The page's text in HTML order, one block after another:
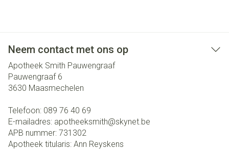
Neem contact met ons op
Apotheek Smith Pauwengraaf
Pauwengraaf 6
3630 Maasmechelen
Telefoon: 089 76 40 69
E-mailadres: apotheeksmith@skynet.be
APB nummer: 731302
Apotheek titularis: Ann Reyskens